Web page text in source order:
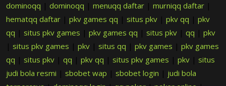
dominoqq | dominoqq | menuqq daftar | murniqq daftar |
hematqq daftar | pkv games qq | situs pkv | pkv qq | pkv
qq | situs pkv games | pkv games qq | situs pkv | qq | pkv
| situs pkv games | pkv | situs qq | pkv games | pkv games
qq | situs pkv | qq | pkv qq | situs pkv games | pkv | situs
judi bola resmi | sbobet wap | sbobet login | judi bola